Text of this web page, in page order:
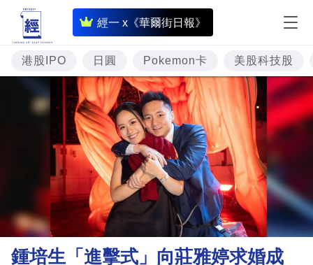
經一 x《華爾街日報》
即
時
財
經
專
題
投
資
樓
市
理
財
港股IPO 日圓 Pokemon卡 美股科技股
鍾培生「進擊式」向莊雅婷求婚成